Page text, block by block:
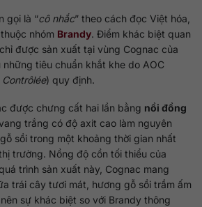
gọi là “cô nhắc” theo cách đọc Việt hóa,
nhóm Brandy. Điểm khác biệt quan
được sản xuất tại vùng Cognac của
tiêu chuẩn khắt khe do AOC
) quy định.
được chưng cất hai lần bằng nồi đồng
vang trắng có độ axit cao làm nguyên
sồi trong một khoảng thời gian nhất
trường. Nồng độ cồn tối thiểu của
trình sản xuất này, Cognac mang
trái cây tươi mát, hương gỗ sồi trầm ấm
sự khác biệt so với Brandy thông